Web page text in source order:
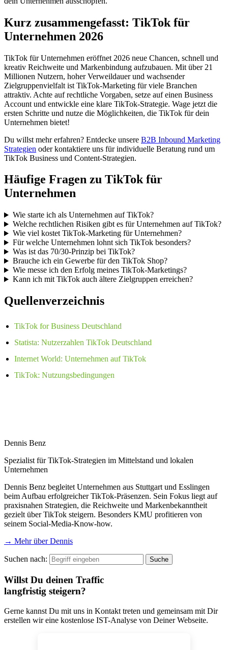
Kurz zusammengefasst: TikTok für
Unternehmen 2026
TikTok für Unternehmen eröffnet 2026 neue Chancen, schnell und
kreativ Reichweite und Markenbindung aufzubauen. Mit über 21
Millionen Nutzern, hoher Verweildauer und wachsender
Zielgruppenvielfalt ist TikTok-Marketing für viele Branchen
attraktiv. Achte auf rechtliche Vorgaben, setze auf einen Business
Account und entwickle eine klare TikTok-Strategie. Wage jetzt die
ersten Schritte und nutze die Möglichkeiten, die TikTok für dein
Unternehmen bietet!
Du willst mehr erfahren? Entdecke unsere B2B Inbound Marketing
Strategien oder kontaktiere uns für individuelle Beratung rund um
TikTok Business und Content-Strategien.
Häufige Fragen zu TikTok für
Unternehmen
Wie starte ich als Unternehmen auf TikTok?
Welche rechtlichen Risiken gibt es für Unternehmen auf TikTok?
Wie viel kostet TikTok-Marketing für Unternehmen?
Für welche Unternehmen lohnt sich TikTok besonders?
Was ist das 70/30-Prinzip bei TikTok?
Brauche ich ein Gewerbe für den TikTok Shop?
Wie messe ich den Erfolg meines TikTok-Marketings?
Kann ich mit TikTok auch ältere Zielgruppen erreichen?
Quellenverzeichnis
TikTok for Business Deutschland
Statista: Nutzerzahlen TikTok Deutschland
Internet World: Unternehmen auf TikTok
TikTok: Nutzungsbedingungen
Dennis Benz
Spezialist für TikTok-Strategien im Mittelstand und lokalen
Unternehmen
Dennis Benz begleitet Unternehmen aus Stuttgart und Esslingen
beim Aufbau erfolgreicher TikTok-Präsenzen. Sein Fokus liegt auf
praxisnahen Strategien, die Reichweite und Markenbekanntheit
gezielt über TikTok steigern. Besonders KMU profitieren von
seinem Social-Media-Know-how.
→ Mehr über Dennis
Suchen nach:
Willst Du deinen Traffic
langfristig steigern?
Gerne kannst Du mit uns in Kontakt treten und gemeinsam mit Dir
erstellen wir eine kostenlose IST-Analyse von Deiner Webseite.